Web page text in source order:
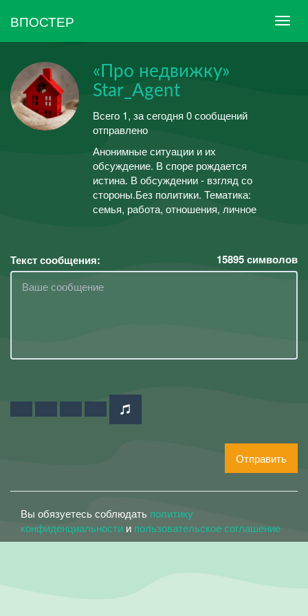
ВПОСТЕР
«Про недвижку»
Star_Agent
Всего 1, за сегодня 0 сообщений
отправлено
Анонимные ситуации и их
обсуждение. В споре рождается
истина. В обсуждении - взгляд со
стороны.Без политики. Тематика:
семья, работа, отношения, личное
Текст сообщения: 15895символов
Отправить
Вы обязуетесь соблюдать политику
конфиденциальности и пользовательское соглашение